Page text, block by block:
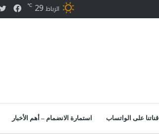
الرباط 29
℃
قناتنا على الواتساب استمارة الانضمام – أهم الأخبار